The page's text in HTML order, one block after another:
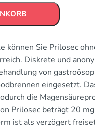
können Sie Prilosec
Diskrete und
von
eingesetzt.
die
Prilosec beträgt 20
ist als verzögert